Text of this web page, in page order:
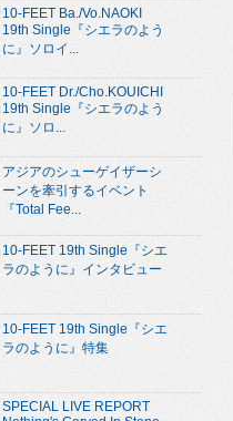
10-FEET Ba./Vo.NAOKI
19th Single『シエラのよう
に』ソロイ...
10-FEET Dr./Cho.KOUICHI
19th Single『シエラのよう
に』ソロ...
アジアのシューゲイザーシ
ーンを牽引するイベント
『Total Fee...
10-FEET 19th Single『シエ
ラのように』インタビュー
10-FEET 19th Single『シエ
ラのように』特集
SPECIAL LIVE REPORT